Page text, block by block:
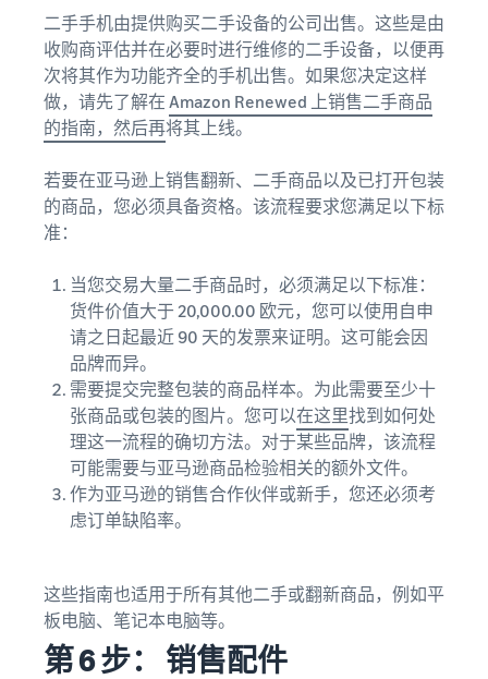
二手手机由提供购买二手设备的公司出售。这些是由
收购商评估并在必要时进行维修的二手设备，以便再
次将其作为功能齐全的手机出售。如果您决定这样
做，请先了解在 Amazon Renewed 上销售二手商品
的指南，然后再将其上线。
若要在亚马逊上销售翻新、二手商品以及已打开包装
的商品，您必须具备资格。该流程要求您满足以下标
准：
当您交易大量二手商品时，必须满足以下标准：
货件价值大于 20,000.00 欧元，您可以使用自申
请之日起最近 90 天的发票来证明。这可能会因
品牌而异。
需要提交完整包装的商品样本。为此需要至少十
张商品或包装的图片。您可以在这里找到如何处
理这一流程的确切方法。对于某些品牌，该流程
可能需要与亚马逊商品检验相关的额外文件。
作为亚马逊的销售合作伙伴或新手，您还必须考
虑订单缺陷率。
这些指南也适用于所有其他二手或翻新商品，例如平
板电脑、笔记本电脑等。
第 6 步： 销售配件